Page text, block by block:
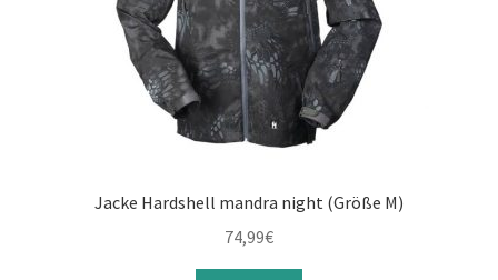
Jacke Hardshell mandra night (Größe M)
74,99€